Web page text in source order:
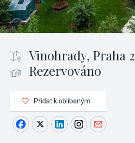
Vinohrady, Praha 2
Rezervováno
Přidat k oblíbeným